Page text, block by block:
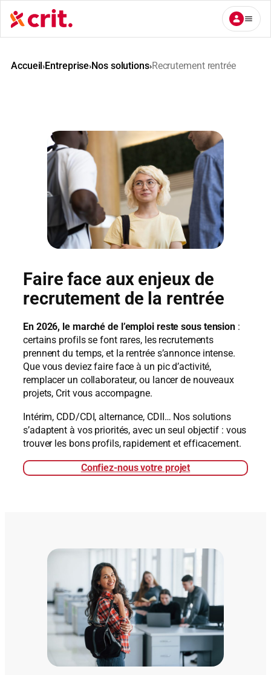
Aller
au
contenu
Accueil›Entreprise›Nos solutions›Recrutement rentrée
Faire face aux enjeux de
recrutement de la rentrée
En 2026, le marché de l’emploi reste sous tension :
certains profils se font rares, les recrutements
prennent du temps, et la rentrée s’annonce intense.
Que vous deviez faire face à un pic d’activité,
remplacer un collaborateur, ou lancer de nouveaux
projets, Crit vous accompagne.
Intérim, CDD/CDI, alternance, CDII… Nos solutions
s’adaptent à vos priorités, avec un seul objectif : vous
trouver les bons profils, rapidement et efficacement.
Confiez-nous votre projet